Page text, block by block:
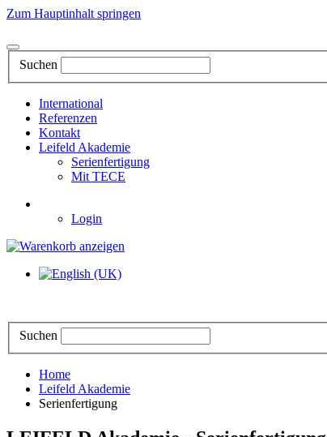
Zum Hauptinhalt springen
Suchen
International
Referenzen
Kontakt
Leifeld Akademie
Serienfertigung
Mit TECE
Login
Suchen
Home
Leifeld Akademie
Serienfertigung